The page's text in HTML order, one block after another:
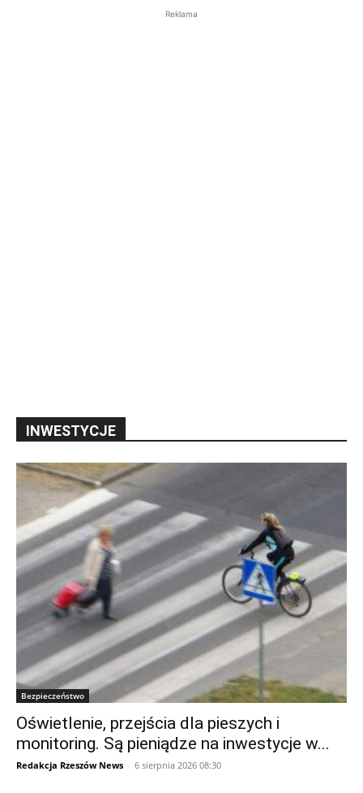
Reklama
INWESTYCJE
Bezpieczeństwo
Oświetlenie, przejścia dla pieszych i
monitoring. Są pieniądze na inwestycje w...
Redakcja Rzeszów News - 6 sierpnia 2026 08:30